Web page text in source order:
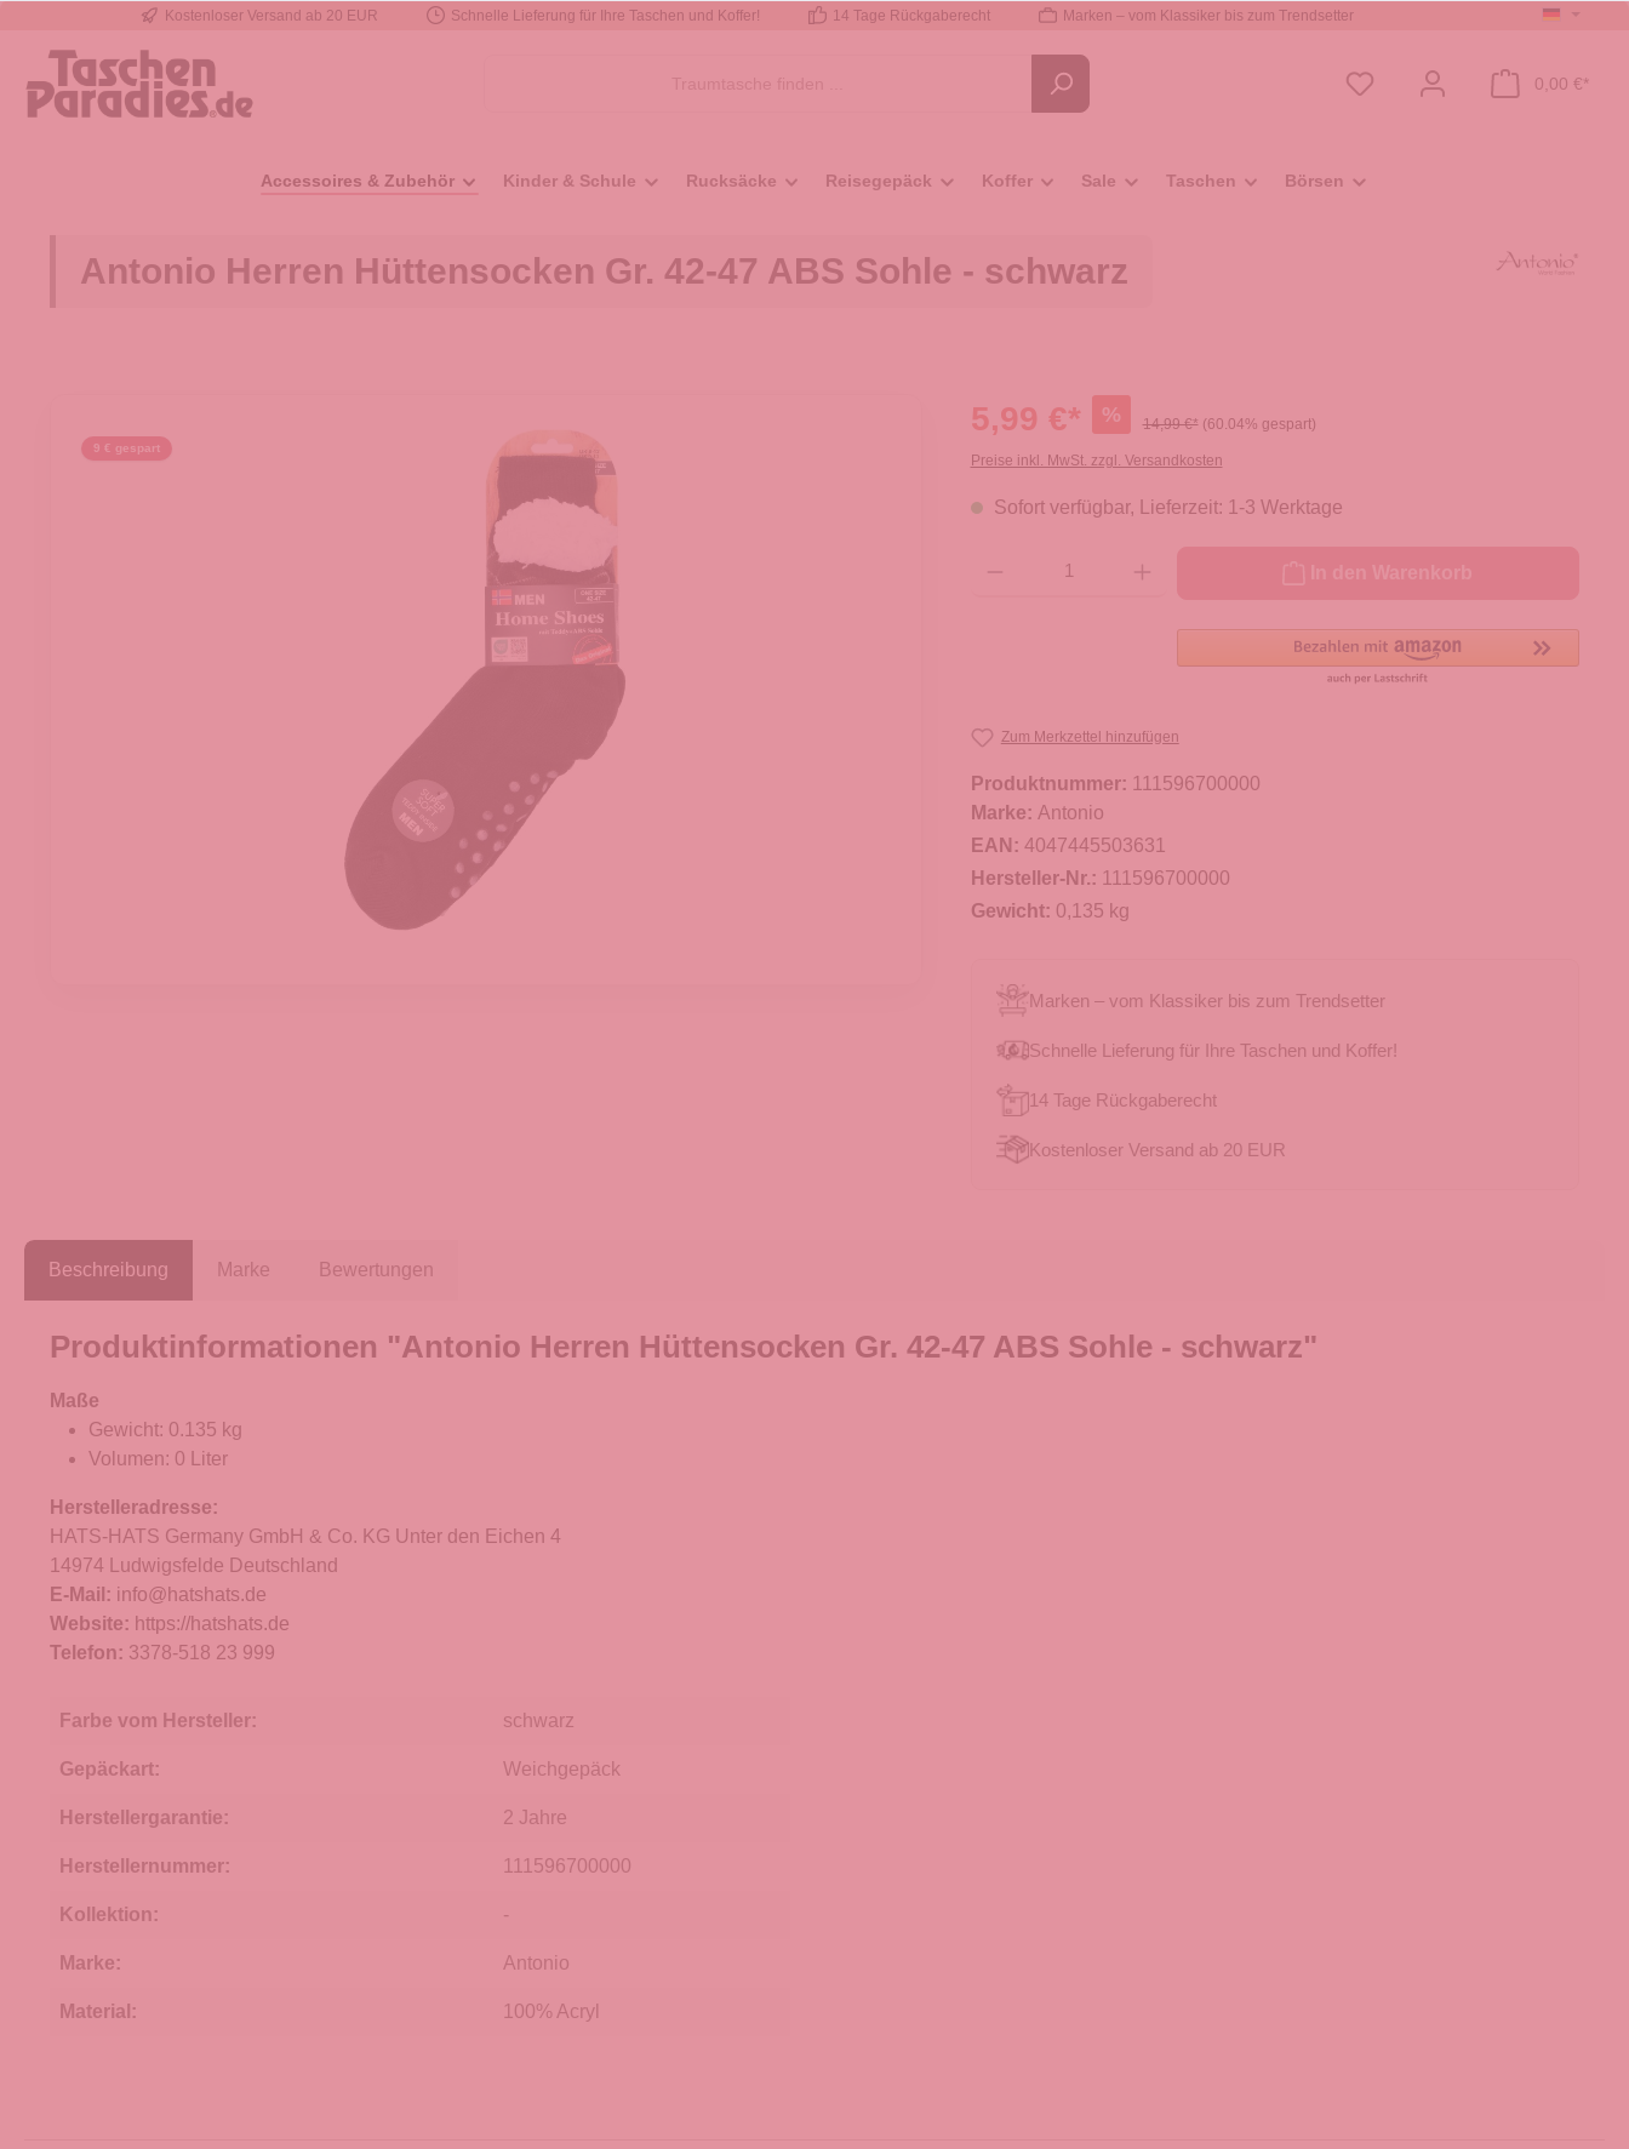
Zur Hauptnavigation springen
Kostenloser Versand ab 20 EUR Schnelle Lieferung für Ihre Taschen und Koffer! 14 Tage Rückgaberecht Marken – vom Klassiker bis zum Trendsetter
0,00 €*
Accessoires & Zubehör Kinder & Schule Rucksäcke Reisegepäck Koffer Sale Taschen Börsen
Antonio Herren Hüttensocken Gr. 42-47 ABS Sohle - schwarz
9 € gespart
5,99 €* % 14,99 €* (60.04% gespart)
Preise inkl. MwSt. zzgl. Versandkosten
Sofort verfügbar, Lieferzeit: 1-3 Werktage
Zum Merkzettel hinzufügen
Produktnummer: 111596700000
Marke: Antonio
EAN: 4047445503631
Hersteller-Nr.: 111596700000
Gewicht: 0,135 kg
Marken – vom Klassiker bis zum Trendsetter
Schnelle Lieferung für Ihre Taschen und Koffer!
14 Tage Rückgaberecht
Kostenloser Versand ab 20 EUR
Beschreibung Marke Bewertungen
Produktinformationen "Antonio Herren Hüttensocken Gr. 42-47 ABS Sohle - schwarz"
Maße
Gewicht: 0.135 kg
Volumen: 0 Liter
Herstelleradresse:
HATS-HATS Germany GmbH & Co. KG Unter den Eichen 4
14974 Ludwigsfelde Deutschland
E-Mail: info@hatshats.de
Website: https://hatshats.de
Telefon: 3378-518 23 999
Farbe vom Hersteller: schwarz
Gepäckart: Weichgepäck
Herstellergarantie: 2 Jahre
Herstellernummer: 111596700000
Kollektion: -
Marke: Antonio
Material: 100% Acryl